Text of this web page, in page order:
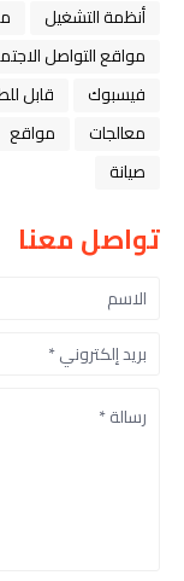
أنظمة التشغيل
مواقع التواصل
فيسبوك
قابل
معالجات
مواقع
صيانة
تواصل معنا